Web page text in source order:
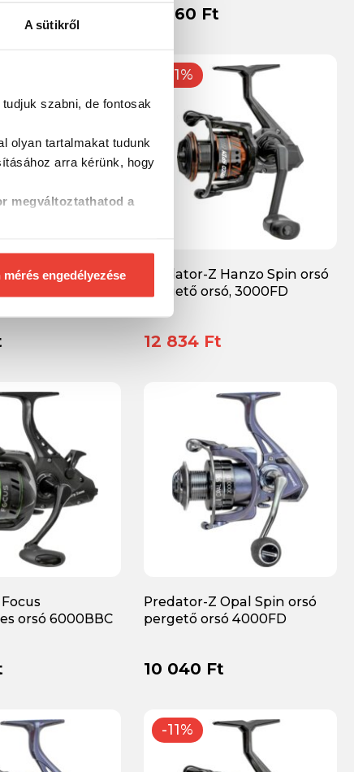
A sütikről
szabni, de fontosak
olyan tartalmakat tudunk
arra kérünk, hogy
megváltoztathatod a
mérés engedélyezése
11 060 Ft
Scirocco orsó
-11%
Predator-Z Hanzo Spin orsó
pergető orsó, 3000FD
12 834 Ft
orsó 6000BBC
Predator-Z Opal Spin orsó
pergető orsó 4000FD
10 040 Ft
-11%